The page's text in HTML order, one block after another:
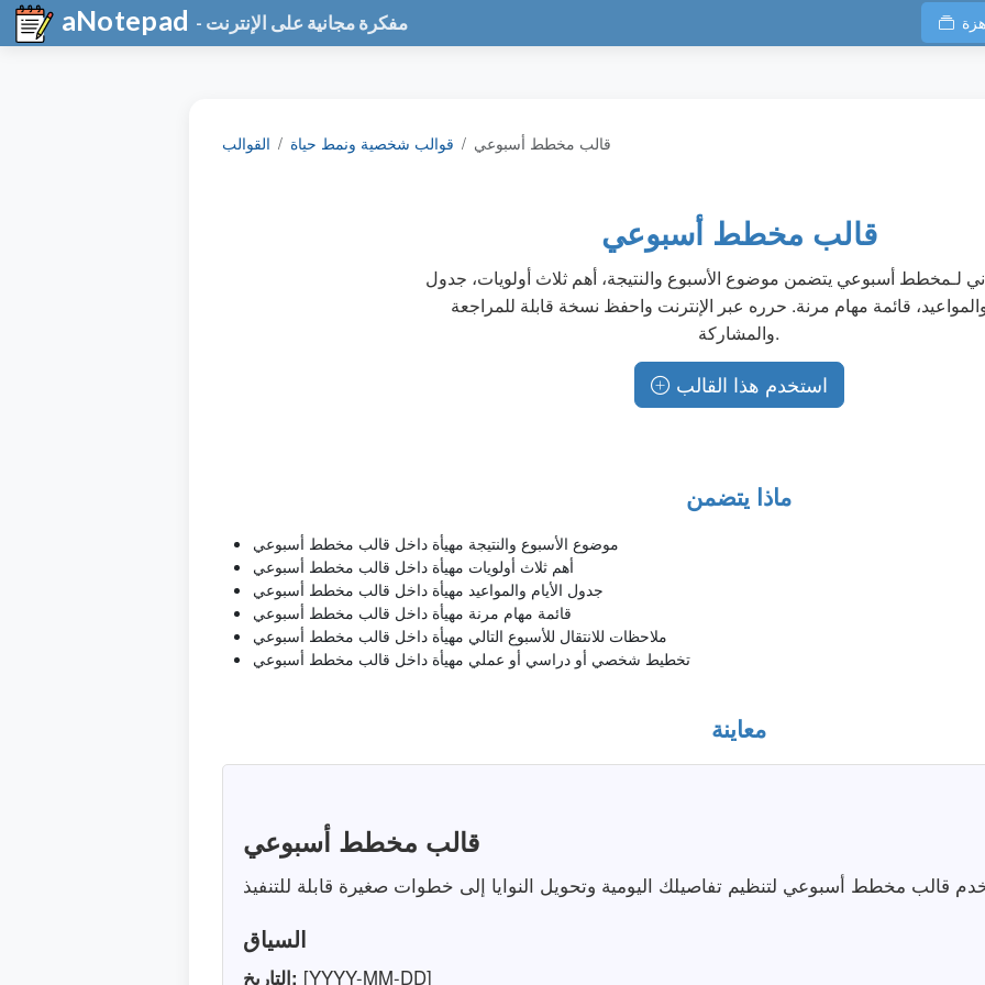
aNotepad - مفكرة مجانية على الإنترنت
القوالب قوالب شخصية ونمط حياة قالب مخطط أسبوعي
قالب مخطط أسبوعي
لـمخطط أسبوعي يتضمن موضوع الأسبوع والنتيجة، أهم ثلاث أولويات، جدول
والمواعيد، قائمة مهام مرنة. حرره عبر الإنترنت واحفظ نسخة قابلة للمراجعة
والمشاركة.
استخدم هذا القالب
ماذا يتضمن
موضوع الأسبوع والنتيجة مهيأة داخل قالب مخطط أسبوعي
أهم ثلاث أولويات مهيأة داخل قالب مخطط أسبوعي
جدول الأيام والمواعيد مهيأة داخل قالب مخطط أسبوعي
قائمة مهام مرنة مهيأة داخل قالب مخطط أسبوعي
ملاحظات للانتقال للأسبوع التالي مهيأة داخل قالب مخطط أسبوعي
تخطيط شخصي أو دراسي أو عملي مهيأة داخل قالب مخطط أسبوعي
معاينة
قالب مخطط أسبوعي
السياق
التاريخ: [YYYY-MM-DD]